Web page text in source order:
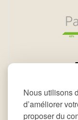
Nous utilisons
d’améliorer
proposer du